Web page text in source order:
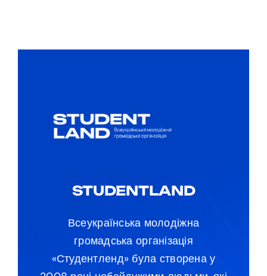
STUDENTLAND
Всеукраїнська молодіжна
громадська організація
«Студентленд» була створена у